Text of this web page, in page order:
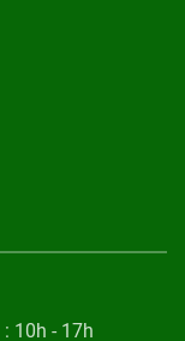
10h - 17h